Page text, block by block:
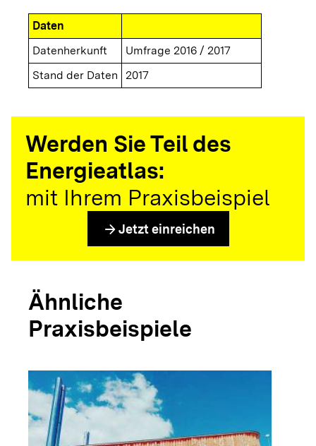
Daten
Datenherkunft
Umfrage 2016 / 2017
Stand der Daten
2017
Werden Sie Teil des
Energieatlas:
mit Ihrem Praxisbeispiel
arrow_forward Jetzt einreichen
Ähnliche
Praxisbeispiele